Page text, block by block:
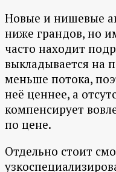
Новые и нишевые
ниже грандов, но
часто находит
выкладывается на
меньше потока,
неё ценнее, а
компенсирует
по цене.
Отдельно стоит